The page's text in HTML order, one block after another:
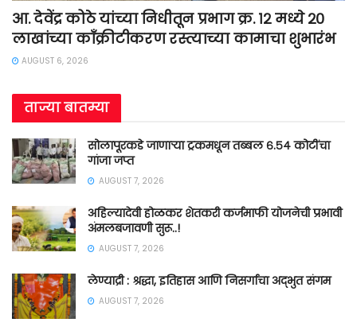
आ. देवेंद्र कोठे यांच्या निधीतून प्रभाग क्र. १२ मध्ये २०
लाखांच्या काँक्रीटीकरण रस्त्याच्या कामाचा शुभारंभ
AUGUST 6, 2026
ताज्या बातम्या
सोलापूरकडे जाणाऱ्या ट्रकमधून तब्बल ६.५४ कोटींचा
गांजा जप्त
AUGUST 7, 2026
अहिल्यादेवी होळकर शेतकरी कर्जमाफी योजनेची प्रभावी
अंमलबजावणी सुरू..!
AUGUST 7, 2026
लेण्याद्री : श्रद्धा, इतिहास आणि निसर्गाचा अद्भुत संगम
AUGUST 7, 2026